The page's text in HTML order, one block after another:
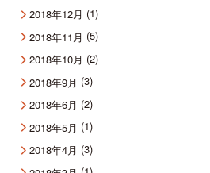
2018年12月 (1)
2018年11月 (5)
2018年10月 (2)
2018年9月 (3)
2018年6月 (2)
2018年5月 (1)
2018年4月 (3)